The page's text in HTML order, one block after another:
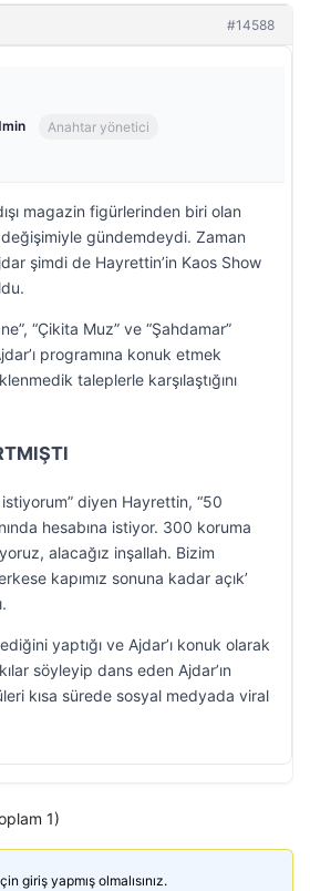
#14588
Anahtar yönetici
magazin figürlerinden biri olan
gündemdeydi. Zaman
şimdi de Hayrettin’in Kaos Show
“Çikita Muz” ve “Şahdamar”
programına konuk etmek
taleplerle karşılaştığını
istiyorum” diyen Hayrettin, “50
hesabına istiyor. 300 koruma
alacağız inşallah. Bizim
kapımız sonuna kadar açık’
yaptığı ve Ajdar’ı konuk olarak
söyleyip dans eden Ajdar’ın
kısa sürede sosyal medyada viral
1)
giriş yapmış olmalısınız.